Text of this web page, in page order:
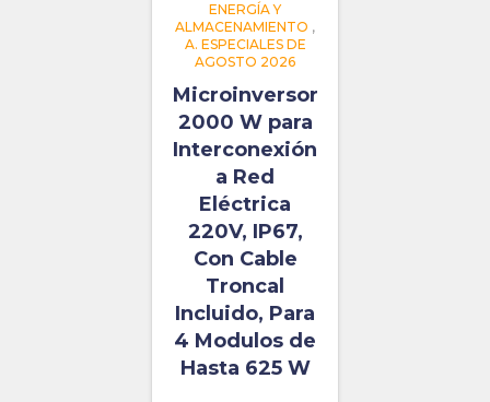
ENERGÍA Y
ALMACENAMIENTO ,
A. ESPECIALES DE
AGOSTO 2026
Microinversor
2000 W para
Interconexión
a Red
Eléctrica
220V, IP67,
Con Cable
Troncal
Incluido, Para
4 Modulos de
Hasta 625 W